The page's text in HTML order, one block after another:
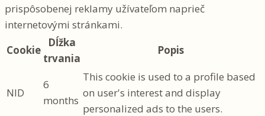
prispôsobenej reklamy užívateľom naprieč
internetovými stránkami.
Cookie
Dĺžka
trvania
Popis
NID
6
months
This cookie is used to a profile based
on user's interest and display
personalized ads to the users.